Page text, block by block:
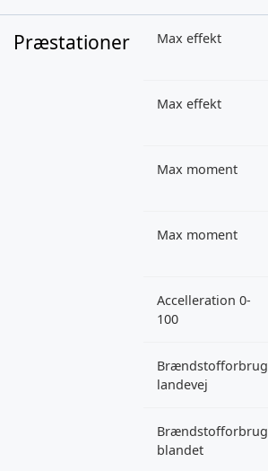
Præstationer Max effekt
Max effekt
Max moment
Max moment
Accelleration 0-
100
Brændstofforbrug
landevej
Brændstofforbrug
blandet